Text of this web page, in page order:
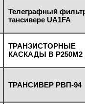
Телеграфный
тансивере UA1FA
ТРАНЗИСТОРНЫЕ
КАСКАДЫ В Р250М2
ТРАНСИВЕР РВП-94